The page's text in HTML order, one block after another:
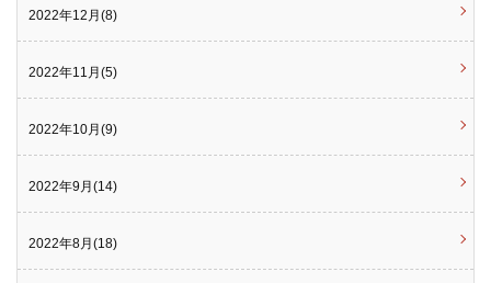
2022年12月(8)
2022年11月(5)
2022年10月(9)
2022年9月(14)
2022年8月(18)